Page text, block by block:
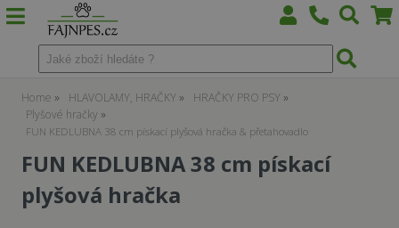
Home HLAVOLAMY, HRAČKY
HRAČKY PRO PSY
Plyšové hračky
FUN KEDLUBNA 38 cm pískací plyšová hračka & přetahovadlo
FUN KEDLUBNA 38 cm pískací
plyšová hračka